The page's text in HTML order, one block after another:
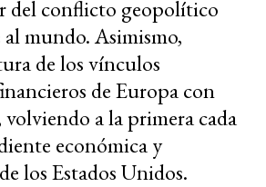
del conflicto geopolítico
mundo. Asimismo,
de los vínculos
de Europa con
a la primera cada
económica y
los Estados Unidos.